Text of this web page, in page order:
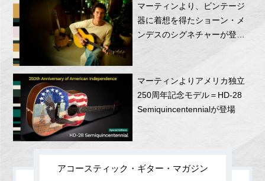
マーティンより、ビンテージ
器に着想を得たショーン・メ
ンデスのシグネチャーが登
マーティンよりアメリカ独立
250周年記念モデル＝HD-28
Semiquincentennialが登場
アコースティック・ギター・マガジン